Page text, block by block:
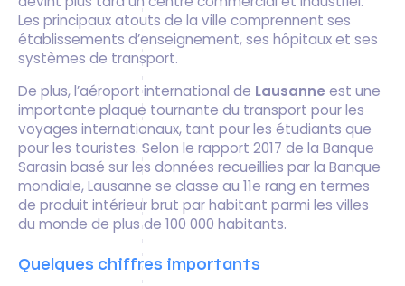
Les principaux atouts de la ville comprennent ses
établissements d’enseignement, ses hôpitaux et ses
systèmes de transport.
De plus, l’aéroport international de Lausanne est une
importante plaque tournante du transport pour les
voyages internationaux, tant pour les étudiants que
pour les touristes. Selon le rapport 2017 de la Banque
Sarasin basé sur les données recueillies par la Banque
mondiale, Lausanne se classe au 11e rang en termes
de produit intérieur brut par habitant parmi les villes
du monde de plus de 100 000 habitants.
Quelques chiffres importants